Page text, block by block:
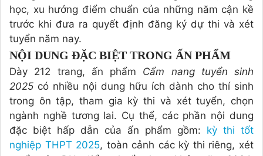
học, xu hướng điểm chuẩn của những năm cận kề
trước khi đưa ra quyết định đăng ký dự thi và xét
tuyển năm nay.
NỘI DUNG ĐẶC BIỆT TRONG ẤN PHẨM
Dày 212 trang, ấn phẩm Cẩm nang tuyển sinh
2025 có nhiều nội dung hữu ích dành cho thí sinh
trong ôn tập, tham gia kỳ thi và xét tuyển, chọn
ngành nghề tương lai. Cụ thể, các phần nội dung
đặc biệt hấp dẫn của ấn phẩm gồm: kỳ thi tốt
nghiệp THPT 2025, toàn cảnh các kỳ thi riêng, xét